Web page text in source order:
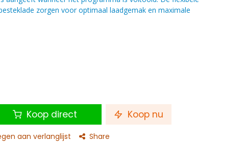
zorgen voor optimaal laadgemak en maximale
Koop direct Koop nu
aan verlanglijst Share